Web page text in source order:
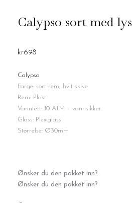
Calypso sort med lys
kr698
Calypso
Farge: sort rem, hvit skive
Rem: Plast
Vanntett: 10 ATM – vannsikker
Glass: Plexiglass
Størrelse: Ø30mm
Ønsker du den pakket inn?
Ønsker du den pakket inn?
sort
med